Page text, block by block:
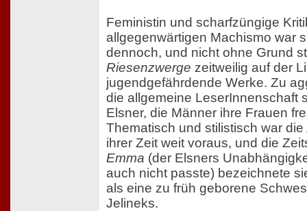
Feministin und scharfzüngige
allgegenwärtigen Machismo war
dennoch, und nicht ohne Grund
Riesenzwerge zeitweilig auf der
jugendgefährdende Werke. Zu
die allgemeine LeserInnenschaft
Elsner, die Männer ihre Frauen
Thematisch und stilistisch war die
ihrer Zeit weit voraus, und die
Emma (der Elsners
auch nicht passte) bezeichnete
als eine zu früh geborene
Jelineks.